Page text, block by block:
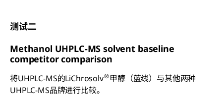
测试二
Methanol UHPLC-MS solvent baseline
competitor comparison
将UHPLC-MS的LiChrosolv®甲醇（蓝线）与其他两种
UHPLC-MS品牌进行比较。